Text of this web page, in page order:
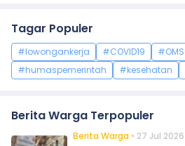
Tagar Populer
#lowongankerja #COVID19 #OMS
#humaspemerintah
#kesehatan
Berita Warga Terpopuler
Berita Warga • 27 Jul 2026